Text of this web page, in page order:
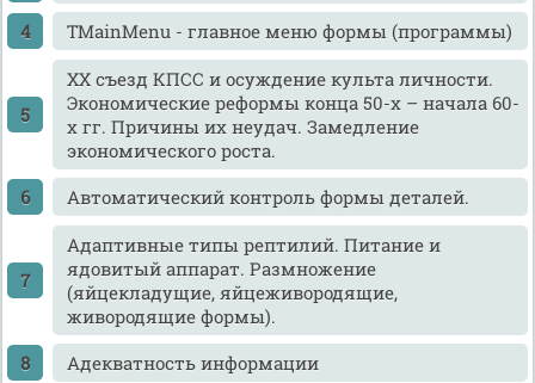
TMainMenu - главное меню формы (программы)
XX съезд КПСС и осуждение культа личности.
Экономические реформы конца 50-х – начала 60-
х гг. Причины их неудач. Замедление
экономического роста.
Автоматический контроль формы деталей.
Адаптивные типы рептилий. Питание и
ядовитый аппарат. Размножение
(яйцекладущие, яйцеживородящие,
живородящие формы).
Адекватность информации